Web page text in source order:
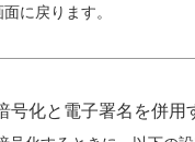
に戻ります。
号化と電子署名を併用